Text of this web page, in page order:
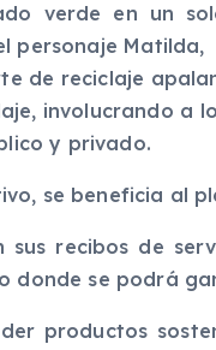
verde en un
Matilda,
de reciclaje
involucrando a
y privado.
se beneficia al
sus recibos de
donde se podrá
productos